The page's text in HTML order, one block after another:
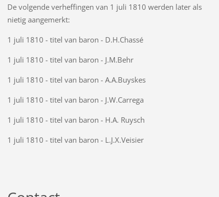
De volgende verheffingen van 1 juli 1810 werden later als
nietig aangemerkt:
1 juli 1810 - titel van baron - D.H.Chassé
1 juli 1810 - titel van baron - J.M.Behr
1 juli 1810 - titel van baron - A.A.Buyskes
1 juli 1810 - titel van baron - J.W.Carrega
1 juli 1810 - titel van baron - H.A. Ruysch
1 juli 1810 - titel van baron - L.J.X.Veisier